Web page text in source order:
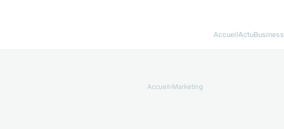
AccueilActuBusiness
Accueil›Marketing